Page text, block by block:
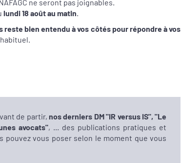
ne seront pas joignables.
lundi 18 août au matin.
reste bien entendu à vos côtés pour répondre à vos
de partir,nos derniers DM "IR versus IS", "Le
avocats", ... des publications pratiques et
vous poser selon le moment que vous